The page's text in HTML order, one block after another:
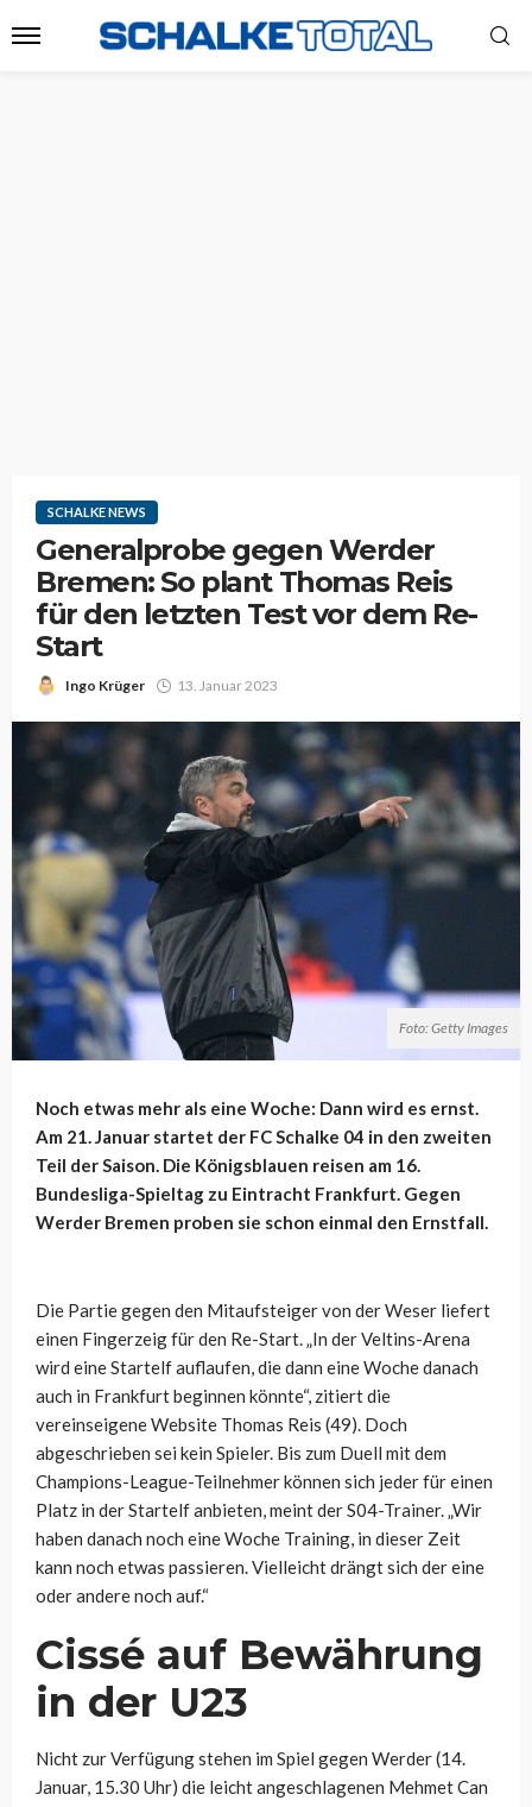
SCHALKE NEWS
Generalprobe gegen Werder
Bremen: So plant Thomas Reis
für den letzten Test vor dem Re-
Start
Ingo Krüger 13. Januar 2023
Foto: Getty Images
Noch etwas mehr als eine Woche: Dann wird es ernst.
Am 21. Januar startet der FC Schalke 04 in den zweiten
Teil der Saison. Die Königsblauen reisen am 16.
Bundesliga-Spieltag zu Eintracht Frankfurt. Gegen
Werder Bremen proben sie schon einmal den Ernstfall.
Die Partie gegen den Mitaufsteiger von der Weser liefert
einen Fingerzeig für den Re-Start. „In der Veltins-Arena
wird eine Startelf auflaufen, die dann eine Woche danach
auch in Frankfurt beginnen könnte“, zitiert die
vereinseigene Website Thomas Reis (49). Doch
abgeschrieben sei kein Spieler. Bis zum Duell mit dem
Champions-League-Teilnehmer können sich jeder für einen
Platz in der Startelf anbieten, meint der S04-Trainer. „Wir
haben danach noch eine Woche Training, in dieser Zeit
kann noch etwas passieren. Vielleicht drängt sich der eine
oder andere noch auf.“
Cissé auf Bewährung
in der U23
Nicht zur Verfügung stehen im Spiel gegen Werder (14.
Januar, 15.30 Uhr) die leicht angeschlagenen Mehmet Can